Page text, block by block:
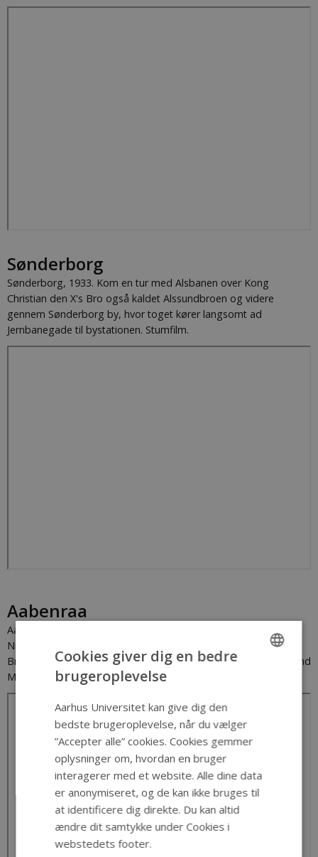
Sønderborg
Sønderborg, 1933. Kom en tur med Alsbanen over Kong
Christian den X's Bro også kaldet Alssundbroen og videre
gennem Sønderborg by, hvor toget kører langsomt ad
Jernbanegade til bystationen. Stumfilm.
Aabenraa
Aabenraa, 1921. Klippet starter ved Galgebakken og viser Skt.
Nicolai Kirke med tårnet fra 1908. Derefter optagelser fra
Brundlund Slot og af Aanebraa Slotsmølle også kaldet Brundlund
Mølle. Strumfilm.
Cookies giver dig en bedre
brugeroplevelse
Aarhus Universitet kan give dig den
bedste brugeroplevelse, når du vælger
”Accepter alle” cookies. Cookies gemmer
oplysninger om, hvordan en bruger
interagerer med et website. Alle dine data
er anonymiseret, og de kan ikke bruges til
at identificere dig direkte. Du kan altid
ændre dit samtykke under Cookies i
webstedets footer.